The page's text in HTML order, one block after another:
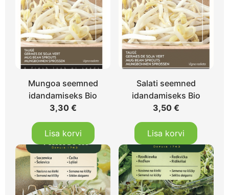
Mungoa seemned
idandamiseks Bio
3,30 €
Lisa korvi
Salati seemned
idandamiseks Bio
3,50 €
Lisa korvi